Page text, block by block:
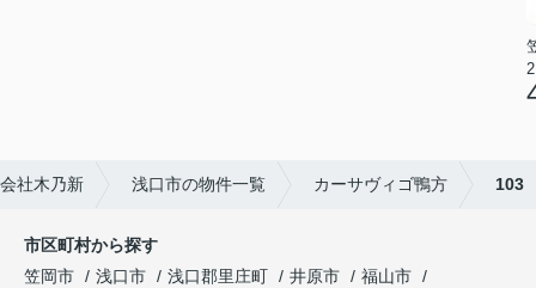
社木乃新 浅口市の物件一覧 カーサヴィゴ鴨方 103
市区町村から探す
笠岡市
浅口市 浅口郡里庄町 井原市
福山市